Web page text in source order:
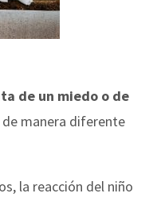
de un miedo o de
de manera diferente
la reacción del niño